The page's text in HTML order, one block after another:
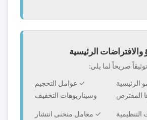
صريحاً لما يلي:
الرئيسية
المفترض
✓ عوامل التحجيم
وسيناريوهات التخفيف
✓ معامل منحنى انتشار